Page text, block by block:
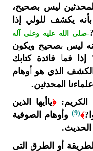
ليس بصحيح،
يكشف للولي إذا
-صلى الله عليه وعلى آله
ليس بصحيح ويكون
فما فائدة كتابك
الذي هو أوهام
المحدثين.
الكريم:﴿ياأيها الذين
﴾(9)
وأوهام الصوفية
الحديث.
أو الطرق التى